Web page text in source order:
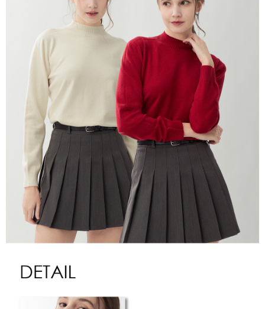
每筆NT$60，滿NT$1,200(含以上)免運費
付款後7-11取貨
每筆NT$60，滿NT$1,200(含以上)免運費
宅配(本島)
每筆NT$80，滿NT$1,200(含以上)免運費
宅配(離島)
每筆NT$80，滿NT$1,200(含以上)免運費